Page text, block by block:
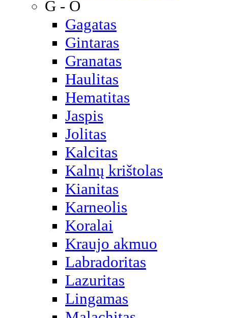
G - O
Gagatas
Gintaras
Granatas
Haulitas
Hematitas
Jaspis
Jolitas
Kalcitas
Kalnų krištolas
Kianitas
Karneolis
Koralai
Kraujo akmuo
Labradoritas
Lazuritas
Lingamas